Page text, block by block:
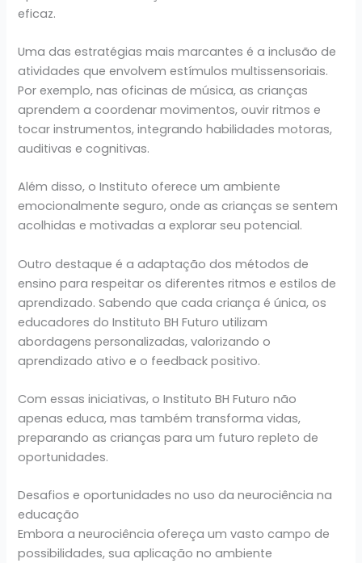
eficaz.
Uma das estratégias mais marcantes é a inclusão de
atividades que envolvem estímulos multissensoriais.
Por exemplo, nas oficinas de música, as crianças
aprendem a coordenar movimentos, ouvir ritmos e
tocar instrumentos, integrando habilidades motoras,
auditivas e cognitivas.
Além disso, o Instituto oferece um ambiente
emocionalmente seguro, onde as crianças se sentem
acolhidas e motivadas a explorar seu potencial.
Outro destaque é a adaptação dos métodos de
ensino para respeitar os diferentes ritmos e estilos de
aprendizado. Sabendo que cada criança é única, os
educadores do Instituto BH Futuro utilizam
abordagens personalizadas, valorizando o
aprendizado ativo e o feedback positivo.
Com essas iniciativas, o Instituto BH Futuro não
apenas educa, mas também transforma vidas,
preparando as crianças para um futuro repleto de
oportunidades.
Desafios e oportunidades no uso da neurociência na
educação
Embora a neurociência ofereça um vasto campo de
possibilidades, sua aplicação no ambiente